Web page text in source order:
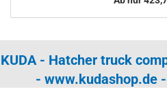
KUDA - Hatcher truck
- www.kudashop.de-